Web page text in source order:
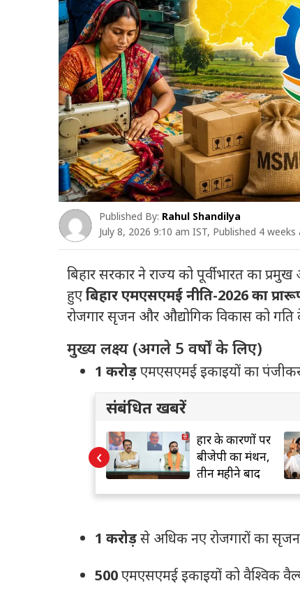
Published By: Rahul Shandilya
July 8, 2026 9:10 am IST, Published 4 weeks
बिहार सरकार ने राज्य को पूर्वी भारत का
हुएबिहार एमएसएमई नीति-2026 का
रोजगार सृजन और औद्योगिक विकास को गति
मुख्य लक्ष्य (अगले 5 वर्षों के लिए)
1 करोड़एमएसएमई इकाइयों का
संबंधित खबरें
बीजेपी का मंथन,
बांकीपुर जीत के
बाद प्रशांत किशोर
का अगला दांव,
जानिए प्लान
‹
1 करोड़से अधिक नए रोजगारों का
500एमएसएमई इकाइयों को वैश्विक